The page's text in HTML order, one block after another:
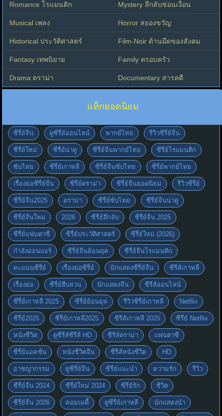
Romance โรแมนติก Mystery ลึกลับซ่อนเงื่อน
Musical เพลง Horror สยองขวัญ
Historical ประวัติศาสตร์ Film-Noir ด้านมืดของสังคม
Fantasy เทพนิยาย Family ครอบครัว
Drama ดราม่า Documentary สารคดี
แท็กยอดนิยม
ซีรี่ย์จีน ดูซีรี่ย์ออนไลน์ พากย์ไทย รีวิวซีรี่ย์จีน
ซีรี่ย์ใหม่ ซีรี่ย์น่าดู ซีรี่ย์จีนพากย์ไทย ซีรี่ย์โรแมนติก
ซับไทย ซีรี่ย์เกาหลี ซีรี่ย์จีนซับไทย ซีรี่ย์พากย์ไทย
เรื่องย่อซีรี่ย์จีน ซีรี่ย์ดราม่า ซีรี่ย์จีนยอดนิยม รีวิวซีรี่ย์
ซีรี่ย์จีน2025 ดราม่า ซีรี่ย์ซับไทย ซีรี่ย์จีนน่าดู
ซีรี่ย์จีนใหม่ 2026 ซีรี่ย์ลึกลับ ซีรี่ย์จีน 2025
ซีรี่ย์แฟนตาซี ซีรี่ย์ประวัติศาสตร์ ซีรี่ย์ใหม่ (2026)
กำลังออนแอร์ ซีรี่ย์จีนย้อนยุค ซีรี่ย์จีนโรแมนติก
คะแนนซีรี่ย์ เรื่องย่อซีรี่ย์ นักแสดงซีรี่ย์จีน ซีรีส์เกาหลี
เรื่องย่อ ซีรี่ย์สืบสวน นักแสดงจีน ซีรีส์ออนไลน์
ซีรี่ย์เกาหลี 2025 ซีรี่ย์ย้อนยุค รีวิวซีรี่ย์เกาหลี Netflix
ซีรี่ย์2025 ซีรี่ย์เกาหลี2025 ซีรีส์เกาหลี 2025 ซีรี่ย์ Netflix
หนังชีวิต ดูซีรีส์ซีรีส์ HD ซีรีส์ดราม่า แฟนตาซี
ซีรี่ย์แอคชั่น หนังชีวิตจีน ซีรีส์หนังชีวิต HD
อาชญากรรม ดูซีรี่ย์จีน ซีรี่ย์แนะนำ ความรัก รีวิว
ซีรี่ย์จีน 2024 ซีรี่ย์ใหม่ 2024 ซีรี่ย์รัก ชีวิต
ซีรี่ย์จีน 2026 คอมเมดี้ ดูซีรี่ย์เกาหลี นักแสดงนำ